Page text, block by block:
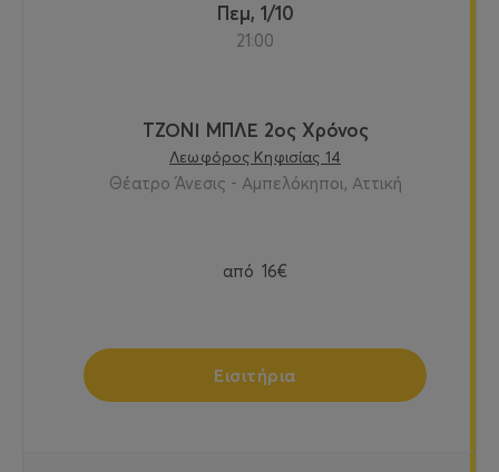
Πεμ, 1/10
21:00
ΤΖΟΝΙ ΜΠΛΕ 2ος Χρόνος
Λεωφόρος Κηφισίας 14
Θέατρο Άνεσις - Αμπελόκηποι, Αττική
από 16€
Εισιτήρια